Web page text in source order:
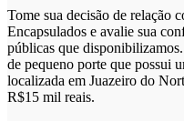
Tome sua decisão de relação
Encapsulados e avalie sua
públicas que
de pequeno porte que possui
localizada em Juazeiro do
R$15 mil reais.